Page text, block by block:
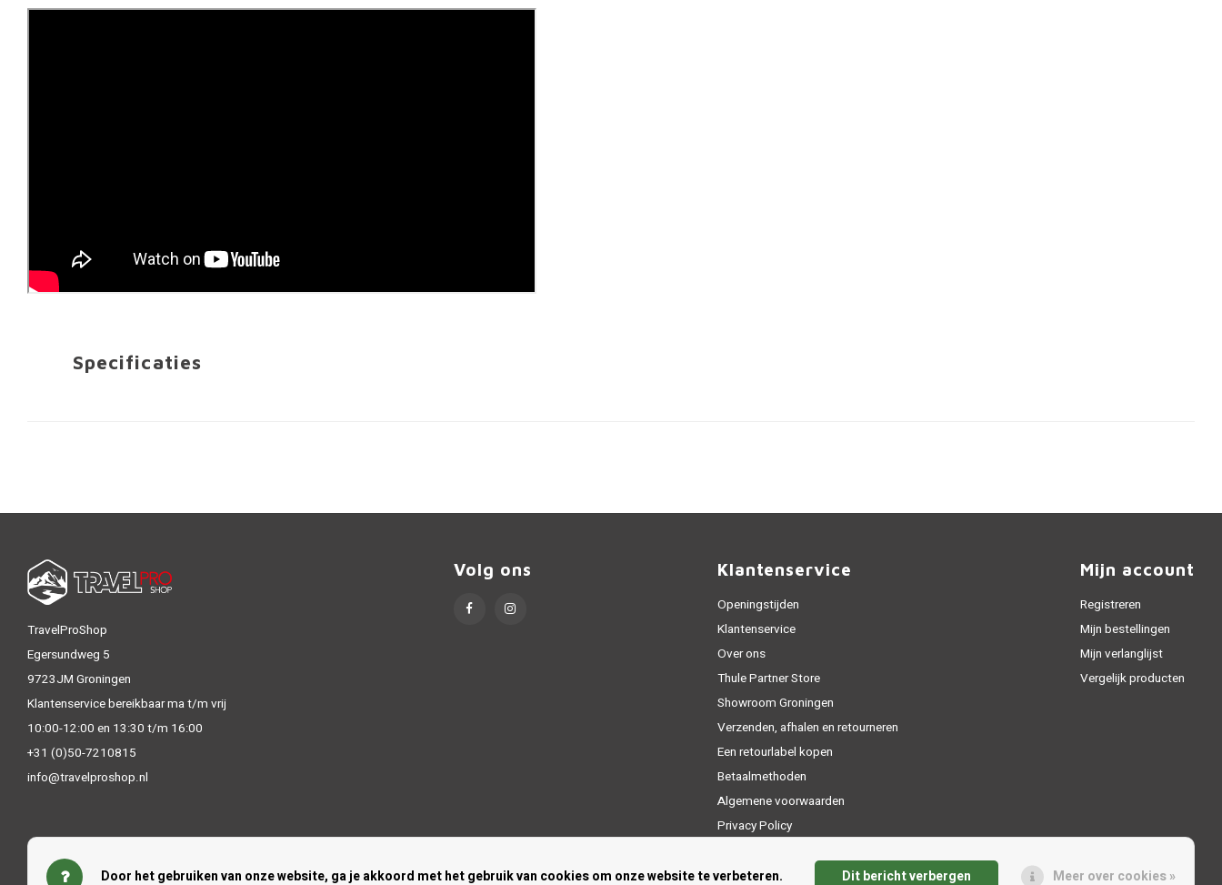
Specificaties
TravelProShop
Egersundweg 5
9723JM Groningen
Klantenservice bereikbaar ma t/m vrij
10:00-12:00 en 13:30 t/m 16:00
+31 (0)50-7210815
info@travelproshop.nl
Volg ons Klantenservice
Openingstijden
Klantenservice
Over ons
Thule Partner Store
Showroom Groningen
Verzenden, afhalen en retourneren
Een retourlabel kopen
Betaalmethoden
Algemene voorwaarden
Privacy Policy
Mijn account
Registreren
Mijn bestellingen
Mijn verlanglijst
Vergelijk producten
Door het gebruiken van onze website, ga je akkoord met het gebruik van cookies om onze website te verbeteren. Dit bericht verbergen Meer over cookies »